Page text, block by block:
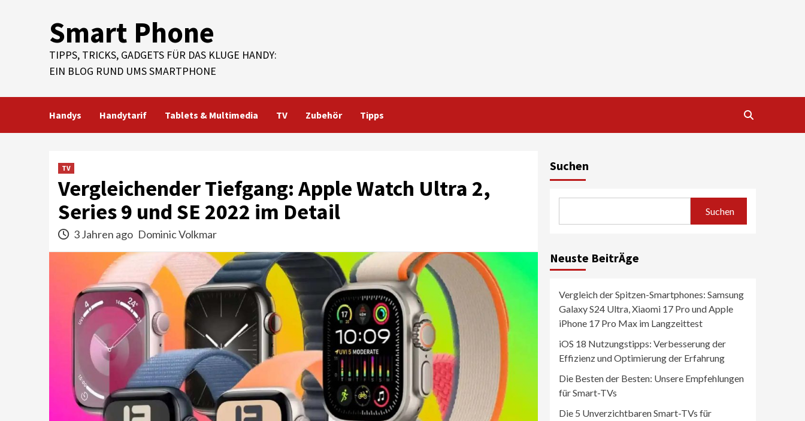
Smart Phone
TIPPS, TRICKS, GADGETS FÜR DAS KLUGE HANDY:
EIN BLOG RUND UMS SMARTPHONE
Handys Handytarif Tablets & Multimedia TV Zubehör Tipps
TV
Vergleichender Tiefgang: Apple Watch Ultra 2,
Series 9 und SE 2022 im Detail
3 Jahren ago Dominic Volkmar
Suchen
Suchen
Neuste BeitrÄge
Vergleich der Spitzen-Smartphones: Samsung
Galaxy S24 Ultra, Xiaomi 17 Pro und Apple
iPhone 17 Pro Max im Langzeittest
iOS 18 Nutzungstipps: Verbesserung der
Effizienz und Optimierung der Erfahrung
Die Besten der Besten: Unsere Empfehlungen
für Smart-TVs
Die 5 Unverzichtbaren Smart-TVs für